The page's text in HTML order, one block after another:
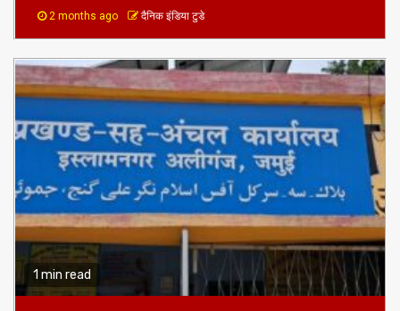
1 min read
बिहार शिक्षा
शिक्षा व्यवस्था को ठेंगा:अलीगंज ब्लॉक की निर्वाचन शाखा में 10 वर्षों से